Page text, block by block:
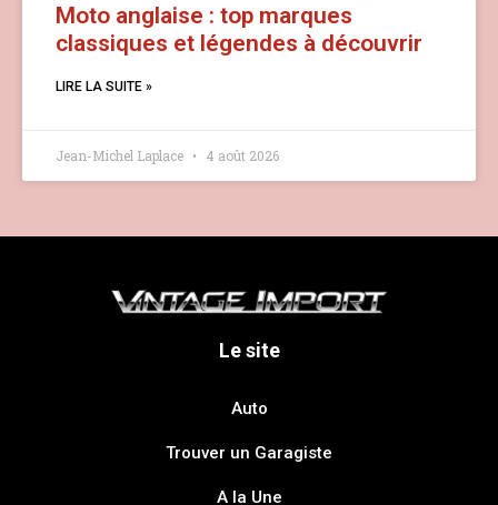
Moto anglaise : top marques
classiques et légendes à découvrir
LIRE LA SUITE »
Jean-Michel Laplace 4 août 2026
Le site
Auto
Trouver un Garagiste
A la Une